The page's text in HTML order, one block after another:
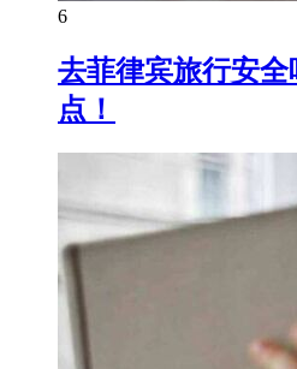
6
去菲律宾旅行安
点！